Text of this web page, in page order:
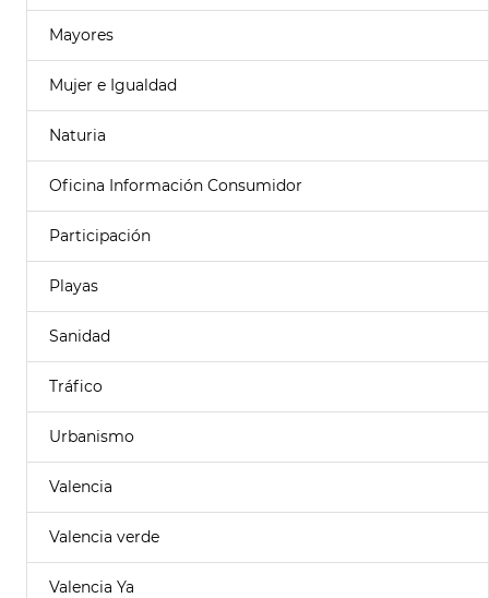
Mayores
Mujer e Igualdad
Naturia
Oficina Información Consumidor
Participación
Playas
Sanidad
Tráfico
Urbanismo
Valencia
Valencia verde
Valencia Ya